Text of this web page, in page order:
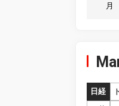
月
日経